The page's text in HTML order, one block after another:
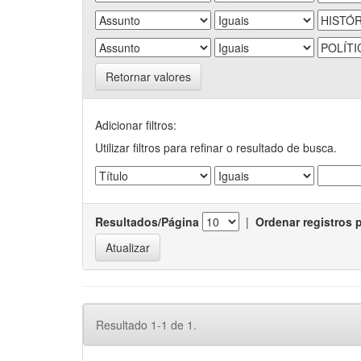
Retornar valores
Adicionar filtros:
Utilizar filtros para refinar o resultado de busca.
Resultados/Página | Ordenar registros
Resultado 1-1 de 1.